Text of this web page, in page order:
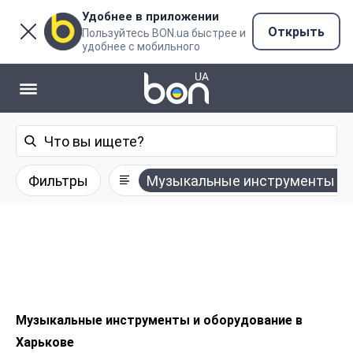
Удобнее в приложении
Пользуйтесь BON.ua быстрее и
удобнее с мобильного
Открыть
Фильтры Музыкальные инструменты и
Музыкальные инструменты и оборудование в
Харькове